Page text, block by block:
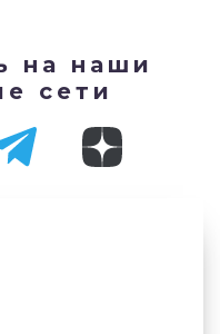
на наши
сети